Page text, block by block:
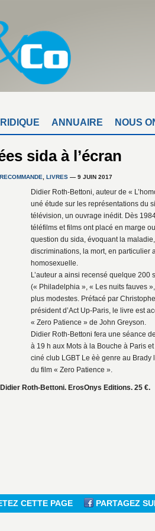
ANNUAIRE NOUS
sida à l’écran
LIVRES — 9 JUIN 2017
Didier Roth-Bettoni, auteur de «
uné étude sur les représentations du
télévision, un ouvrage inédit. Dès
téléfilms et films ont placé en marge
question du sida, évoquant la
discriminations, la mort, en particulier
homosexuelle.
L’auteur a ainsi recensé quelque 200
(« Philadelphia », « Les nuits fauves
plus modestes. Préfacé par
président d’Act Up-Paris, le livre est
« Zero Patience » de John Greyson.
Didier Roth-Bettoni fera une séance
à 19 h aux Mots à la Bouche à Paris
ciné club LGBT Le èè genre au
du film « Zero Patience ».
Roth-Bettoni. ErosOnys Editions. 25 €.
CETTE PAGE PARTAGEZ